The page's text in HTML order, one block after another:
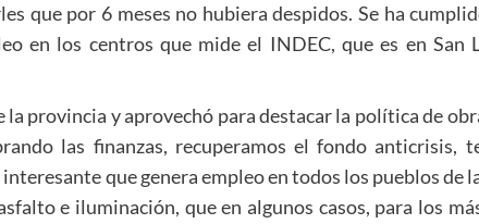
que por 6 meses no hubiera despidos. Se ha
en los centros que mide el INDEC, que es en San
provincia y aprovechó para destacar la política de
las finanzas, recuperamos el fondo anticrisis,
que genera empleo en todos los pueblos de
e iluminación, que en algunos casos, para los